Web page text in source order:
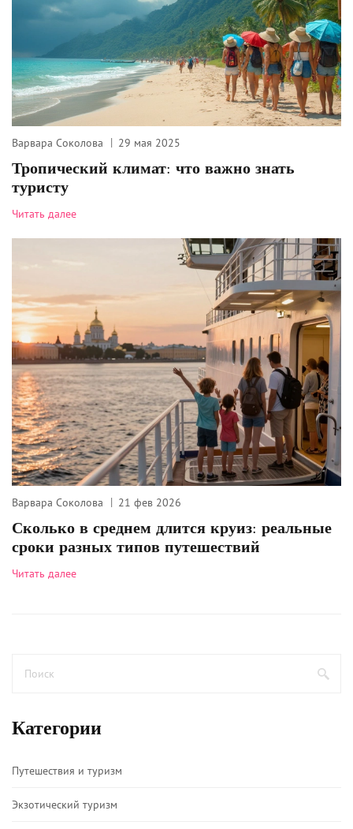
Варвара Соколова 29 мая 2025
Тропический климат: что важно знать
туристу
Читать далее
Варвара Соколова 21 фев 2026
Сколько в среднем длится круиз: реальные
сроки разных типов путешествий
Читать далее
Категории
Путешествия и туризм
Экзотический туризм